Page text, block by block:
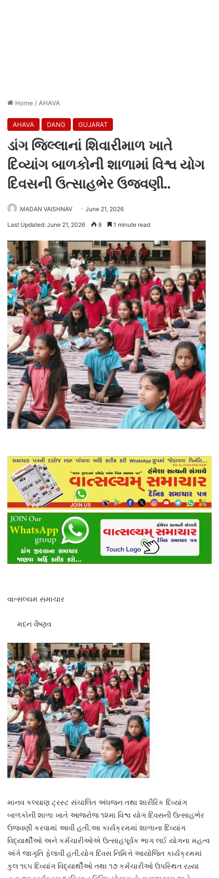
Home / AHAVA
AHAVA DANG GUJARAT
ડાંગ જિલ્લાનાં શિવારીમાળ ખાતે
દિવ્યાંગ બાળકોની શાળામાં વિશ્વ યોગ
દિવસની ઉત્સાહભેર ઉજવણી..
MADAN VAISHNAV June 21, 2026
Last Updated: June 21, 2026 8 1 minute read
વાત્સલ્યમ સમાચાર
મદન વૈષ્ણવ
માનવ કલ્યાણ ટ્રસ્ટ સંચાલિત અંધજન તથા શારીરિક દિવ્યાંગ
બાળકોની શાળા ખાતે આજરોજ ૧૨મા વિશ્વ યોગ દિવસની ઉત્સાહભેર
ઉજવણી કરવામાં આવી હતી.આ કાર્યક્રમમાં શાળાના દિવ્યાંગ
વિદ્યાર્થીઓ અને કર્મચારીઓએ ઉત્સાહપૂર્વક ભાગ લઈ યોગના મહત્વ
અંગે જાગૃતિ ફેલાવી હતી.યોગ દિવસ નિમિત્તે આયોજિત કાર્યક્રમમાં
કુલ ૧૬૫ દિવ્યાંગ વિદ્યાર્થીઓ તથા ૧૭ કર્મચારીઓ ઉપસ્થિત રહ્યા